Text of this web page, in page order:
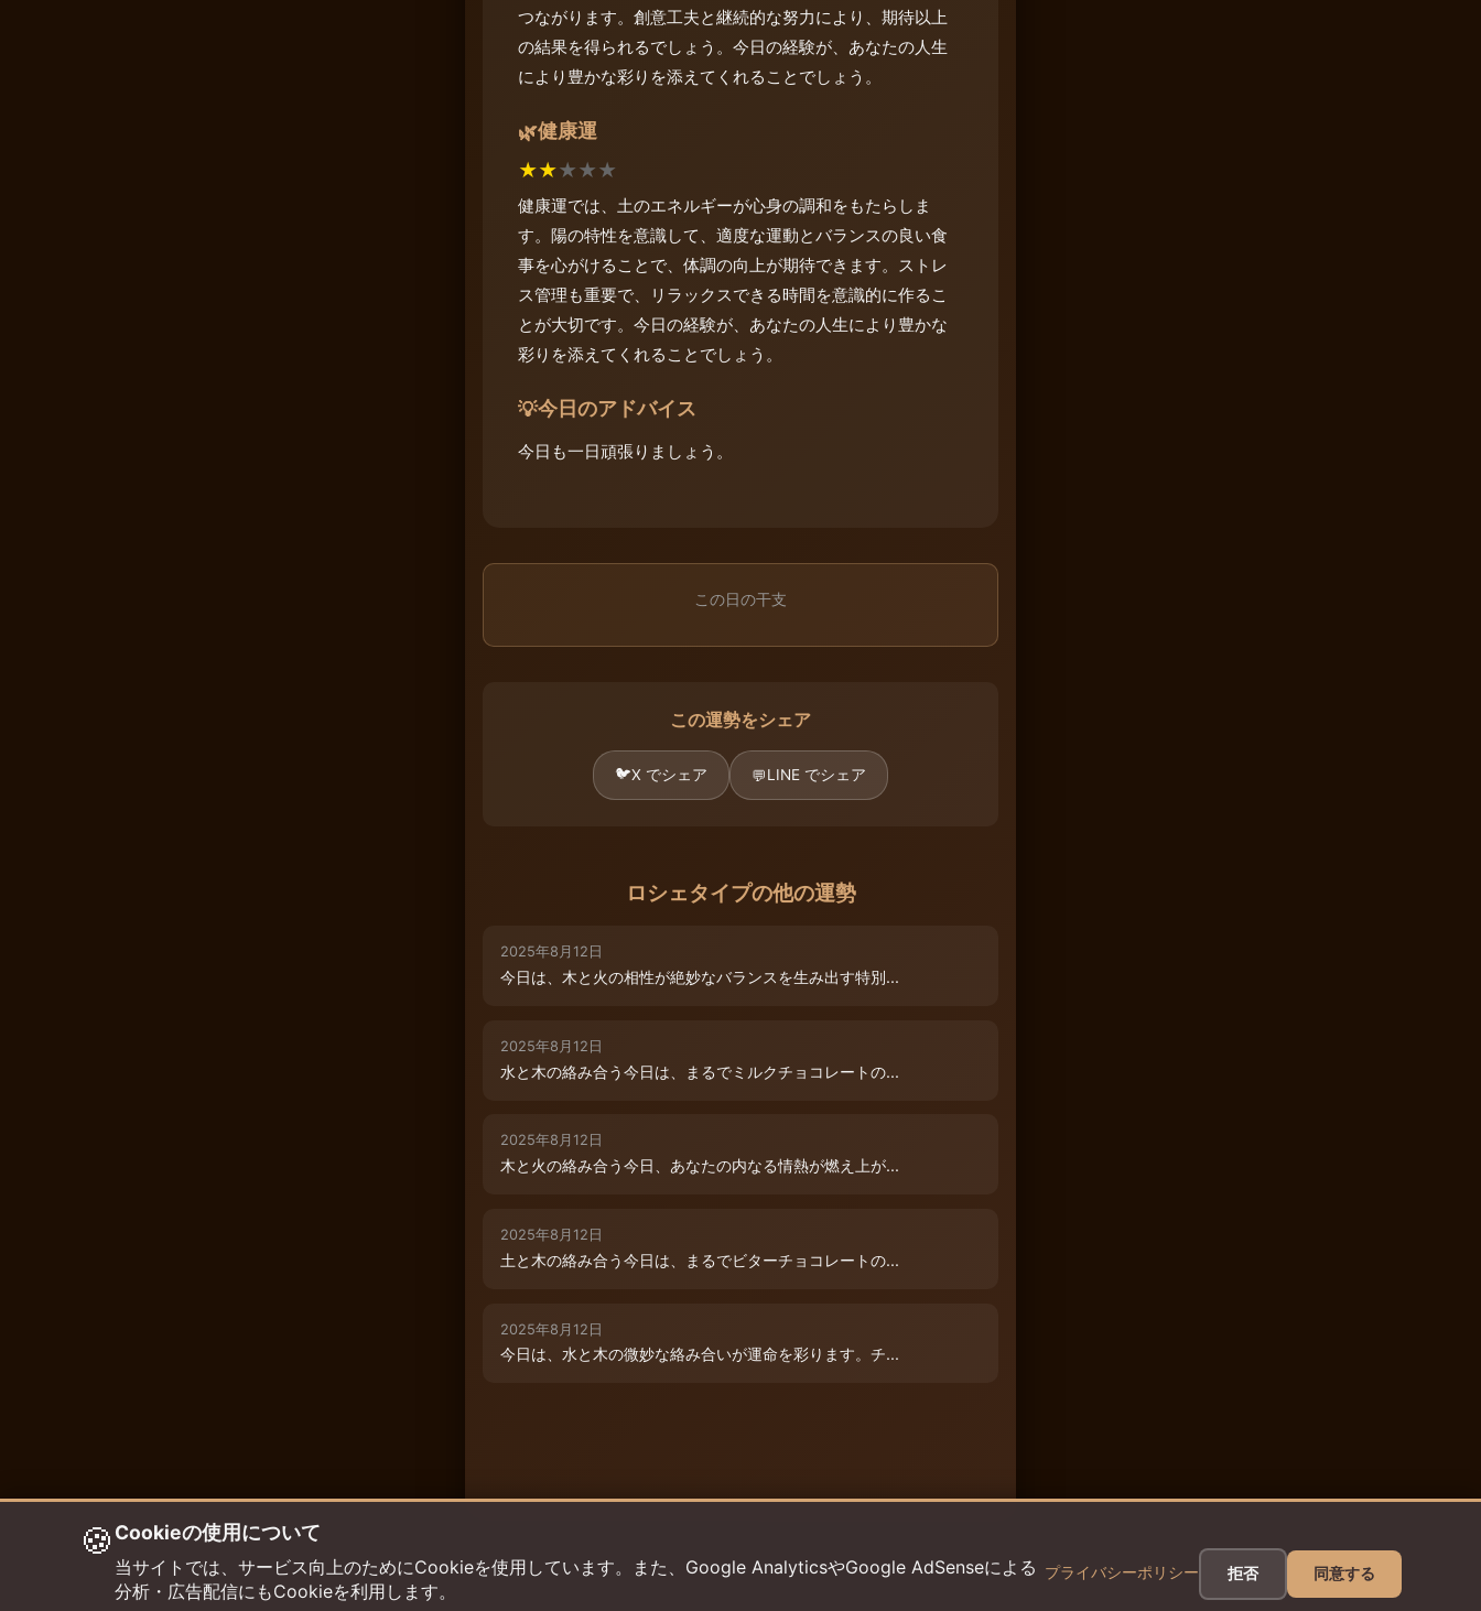
つながります。創意工夫と継続的な努力により、期待以上
の結果を得られるでしょう。今日の経験が、あなたの人生
により豊かな彩りを添えてくれることでしょう。
🌿健康運
★★★★★
健康運では、土のエネルギーが心身の調和をもたらしま
す。陽の特性を意識して、適度な運動とバランスの良い食
事を心がけることで、体調の向上が期待できます。ストレ
ス管理も重要で、リラックスできる時間を意識的に作るこ
とが大切です。今日の経験が、あなたの人生により豊かな
彩りを添えてくれることでしょう。
💡今日のアドバイス
今日も一日頑張りましょう。
この日の干支
この運勢をシェア
🐦X でシェア 💬LINE でシェア
ロシェタイプの他の運勢
2025年8月12日
今日は、木と火の相性が絶妙なバランスを生み出す特別...
2025年8月12日
水と木の絡み合う今日は、まるでミルクチョコレートの...
2025年8月12日
木と火の絡み合う今日、あなたの内なる情熱が燃え上が...
2025年8月12日
土と木の絡み合う今日は、まるでビターチョコレートの...
2025年8月12日
今日は、水と木の微妙な絡み合いが運命を彩ります。チ...
🍪 Cookieの使用について
当サイトでは、サービス向上のためにCookieを使用しています。また、Google AnalyticsやGoogle AdSenseによる
分析・広告配信にもCookieを利用します。
プライバシーポリシー 拒否 同意する